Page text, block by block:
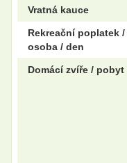
Vratná kauce
Rekreační poplatek /
osoba / den
Domácí zvíře / pobyt